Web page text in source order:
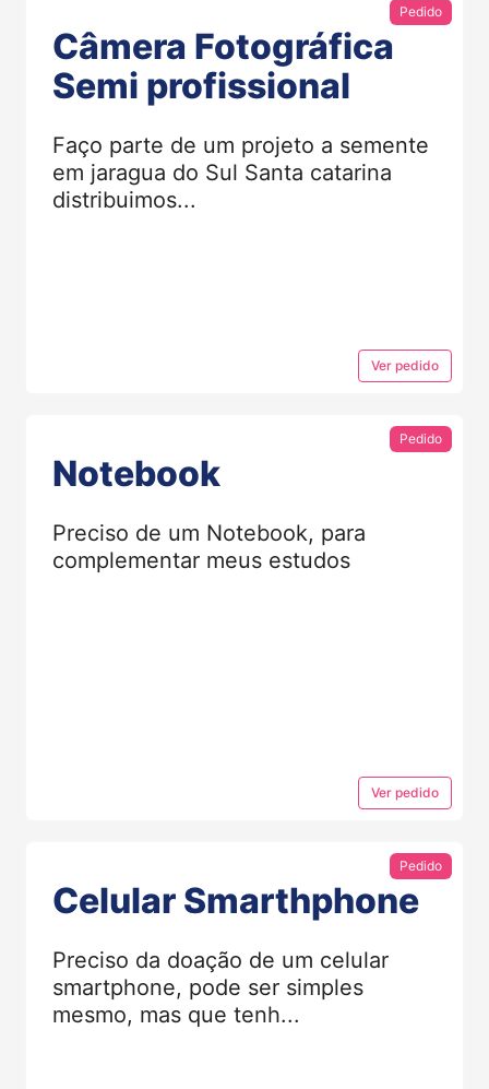
Pedido
Câmera Fotográfica
Semi profissional
Faço parte de um projeto a semente
em jaragua do Sul Santa catarina
distribuimos...
Ver pedido
Pedido
Notebook
Preciso de um Notebook, para
complementar meus estudos
Ver pedido
Pedido
Celular Smarthphone
Preciso da doação de um celular
smartphone, pode ser simples
mesmo, mas que tenh...